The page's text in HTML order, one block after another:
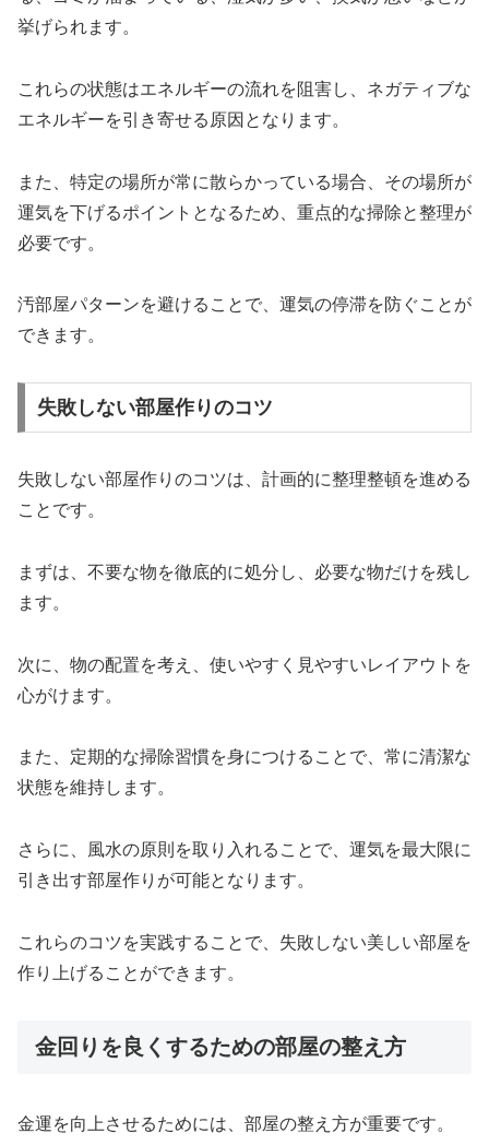
挙げられます。
これらの状態はエネルギーの流れを阻害し、ネガティブな
エネルギーを引き寄せる原因となります。
また、特定の場所が常に散らかっている場合、その場所が
運気を下げるポイントとなるため、重点的な掃除と整理が
必要です。
汚部屋パターンを避けることで、運気の停滞を防ぐことが
できます。
失敗しない部屋作りのコツ
失敗しない部屋作りのコツは、計画的に整理整頓を進める
ことです。
まずは、不要な物を徹底的に処分し、必要な物だけを残し
ます。
次に、物の配置を考え、使いやすく見やすいレイアウトを
心がけます。
また、定期的な掃除習慣を身につけることで、常に清潔な
状態を維持します。
さらに、風水の原則を取り入れることで、運気を最大限に
引き出す部屋作りが可能となります。
これらのコツを実践することで、失敗しない美しい部屋を
作り上げることができます。
金回りを良くするための部屋の整え方
金運を向上させるためには、部屋の整え方が重要です。